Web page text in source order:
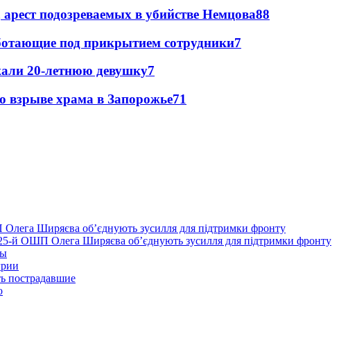
подозреваемых в убийстве Немцова88
под прикрытием сотрудники7
20-летнюю девушку7
взрыве храма в Запорожье71
й ОШП Олега Ширяєва об’єднують зусилля для підтримки фронту
пострадавшие